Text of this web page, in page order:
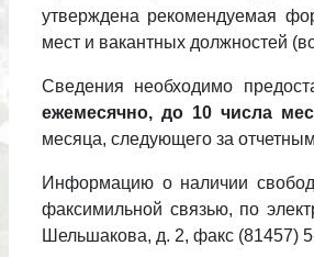
утверждена рекомендуемая
мест и вакантных должностей
Сведения необходимо
ежемесячно, до 10 числа
месяца, следующего за
Информацию о наличии
факсимильной связью, по
Шельшакова, д. 2, факс (81457)